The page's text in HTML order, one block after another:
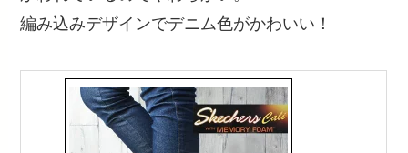
編み込みデザインでデニム色がかわいい！